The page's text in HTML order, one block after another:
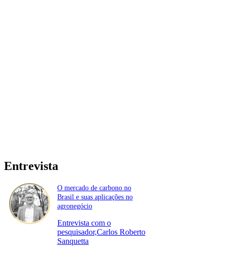
Entrevista
O mercado de carbono no
Brasil e suas aplicações no
agronegócio
Entrevista com o
pesquisador,Carlos Roberto
Sanquetta